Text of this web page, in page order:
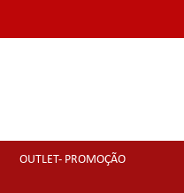
OUTLET- PROMOÇÃO